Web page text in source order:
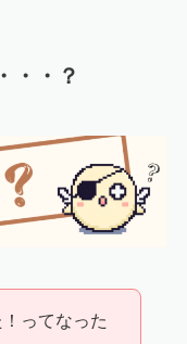
・・？
ってなった